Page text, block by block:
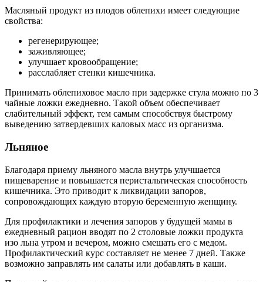
Масляный продукт из плодов облепихи имеет следующие
свойства:
регенерирующее;
заживляющее;
улучшает кровообращение;
расслабляет стенки кишечника.
Принимать облепиховое масло при задержке стула можно по 3
чайные ложки ежедневно. Такой объем обеспечивает
слабительный эффект, тем самым способствуя быстрому
выведению затвердевших каловых масс из организма.
Льняное
Благодаря приему льняного масла внутрь улучшается
пищеварение и повышается перистальтическая способность
кишечника. Это приводит к ликвидации запоров,
сопровождающих каждую вторую беременную женщину.
Для профилактики и лечения запоров у будущей мамы в
ежедневный рацион вводят по 2 столовые ложки продукта
изо льна утром и вечером, можно смешать его с медом.
Профилактический курс составляет не менее 7 дней. Также
возможно заправлять им салаты или добавлять в каши.